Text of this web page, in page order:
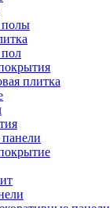
плитка